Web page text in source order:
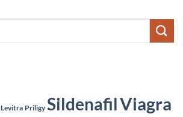
Levitra Priligy SildenafilViagra